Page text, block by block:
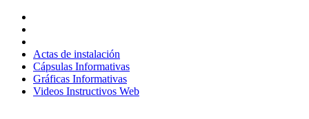
contenido
Actas de instalación
Cápsulas Informativas
Gráficas Informativas
Videos Instructivos Web